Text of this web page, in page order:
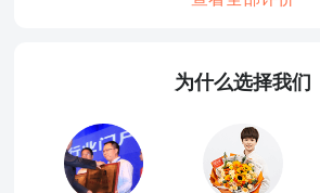
为什么选择我们